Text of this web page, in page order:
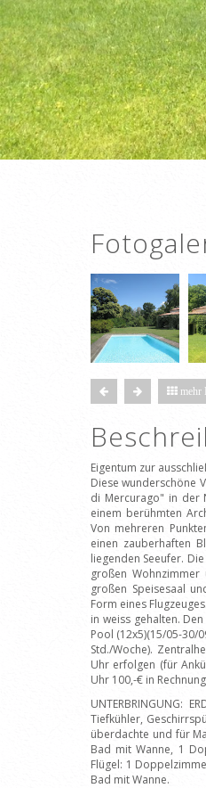
mehr
Eigentum zur
Diese wunderschöne
di Mercurago" in der
einem berühmten
Von mehreren
einen zauberhaften
liegenden Seeufer.
großen
großen Speisesaal
Form eines
in weiss gehalten.
Pool (12x5)(15/05-30/
Std./Woche).
Uhr erfolgen (für
Uhr 100,-€ in
UNTERBRINGUNG:
Tiefkühler,
überdachte und für
Bad mit Wanne, 1
Flügel: 1
Bad mit Wanne.